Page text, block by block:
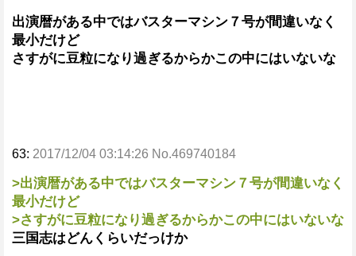
出演暦がある中ではバスターマシン７号が間違いなく
最小だけど
さすがに豆粒になり過ぎるからかこの中にはいないな
63: 2017/12/04 03:14:26 No.469740184
>出演暦がある中ではバスターマシン７号が間違いなく
最小だけど
>さすがに豆粒になり過ぎるからかこの中にはいないな
三国志はどんくらいだっけか